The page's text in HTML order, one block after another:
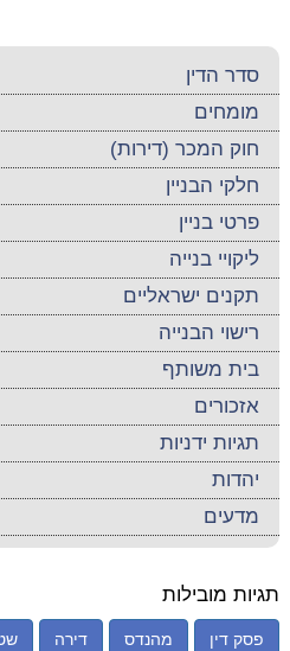
סדר הדין
מומחים
חוק המכר (דירות)
חלקי הבניין
פרטי בניין
ליקויי בנייה
תקנים ישראליים
רישוי הבנייה
בית משותף
אזכורים
תגיות ידניות
יהדות
מדעים
תגיות מובילות
פסק דין מהנדס דירה